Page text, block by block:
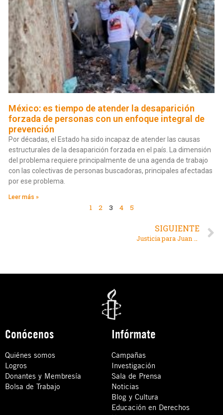
México: es tiempo de atender la desaparición
forzada de personas con un enfoque integral de
prevención
Por décadas, el Estado ha sido incapaz de atender las causas
estructurales de la desaparición forzada en el país. La dimensión
del problema requiere principalmente de una agenda de trabajo
con las colectivas de personas buscadoras, principales afectadas
por ese problema.
Leer más »
1 2 3 4 5
SIGUIENTE
Justicia para Juan es justicia para el medioambiente
Conócenos
Quiénes somos
Logros
Donantes y Membresía
Bolsa de Trabajo
Infórmate
Campañas
Investigación
Sala de Prensa
Noticias
Blog y Cultura
Educación en Derechos